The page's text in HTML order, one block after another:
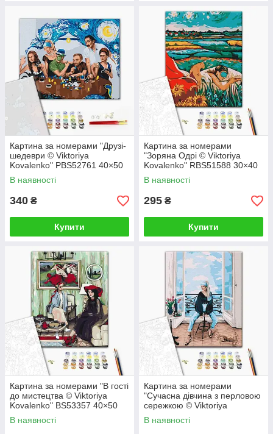
Картина за номерами "Друзі-
шедеври © Viktoriya
Kovalenko" PBS52761 40×50
см
В наявності
340 ₴
Купити
Картина за номерами
"Зоряна Одрі © Viktoriya
Kovalenko" RBS51588 30×40
см
В наявності
295 ₴
Купити
Картина за номерами "В гості
до мистецтва © Viktoriya
Kovalenko" BS53357 40×50
см
В наявності
Картина за номерами
"Сучасна дівчина з перловою
сережкою © Viktoriya
Kovalenko" BS52762 40×50
см
В наявності